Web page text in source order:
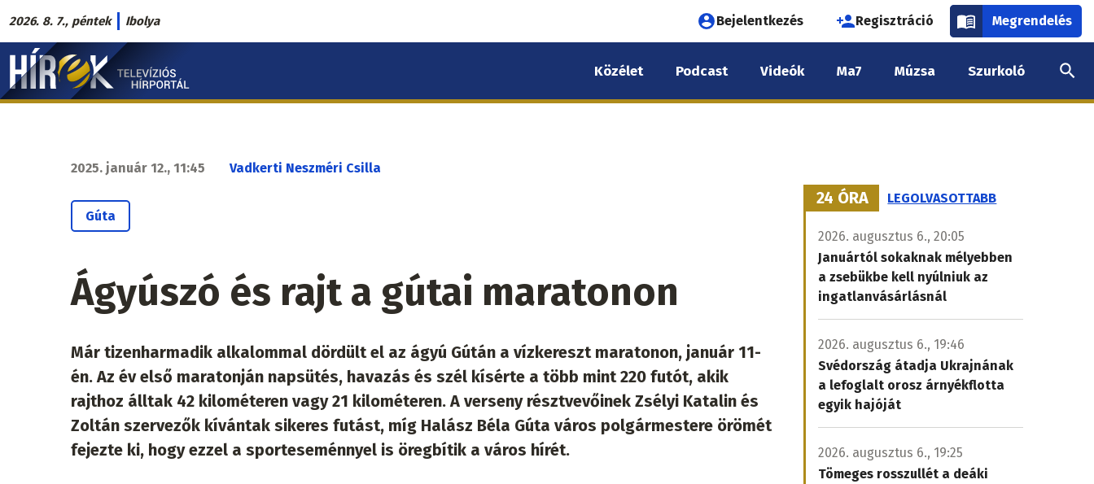
Ugrás
a
tartalomra
2026. 8. 7., péntek Ibolya
Felhasználói
fiók
menüje
Bejelentkezés Regisztráció Megrendelés
Hírek.sk
fő
Közélet Podcast Videók Ma7 Múzsa Szurkoló
2025. január 12., 11:45 Vadkerti Neszméri Csilla
Gúta
Ágyúszó és rajt a gútai maratonon
Már tizenharmadik alkalommal dördült el az ágyú Gútán a vízkereszt maratonon, január 11-
én. Az év első maratonján napsütés, havazás és szél kísérte a több mint 220 futót, akik
rajthoz álltak 42 kilométeren vagy 21 kilométeren. A verseny résztvevőinek Zsélyi Katalin és
Zoltán szervezők kívántak sikeres futást, míg Halász Béla Gúta város polgármestere örömét
fejezte ki, hogy ezzel a sporteseménnyel is öregbítik a város hírét.
24 ÓRA LEGOLVASOTTABB
2026. augusztus 6., 20:05
Januártól sokaknak mélyebben
a zsebükbe kell nyúlniuk az
ingatlanvásárlásnál
2026. augusztus 6., 19:46
Svédország átadja Ukrajnának
a lefoglalt orosz árnyékflotta
egyik hajóját
2026. augusztus 6., 19:25
Tömeges rosszullét a deáki